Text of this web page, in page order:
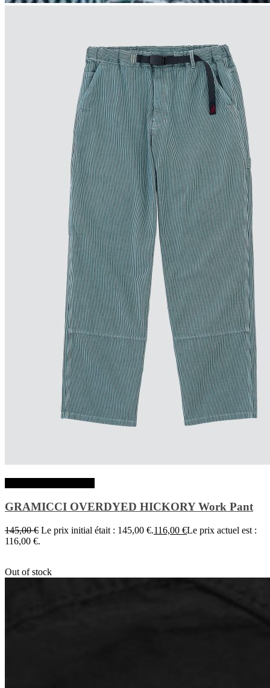
GRAMICCI OVERDYED HICKORY Work Pant
145,00€ Le prix initial était : 145,00 €.116,00 €Le prix actuel est :
116,00 €.
Out of stock